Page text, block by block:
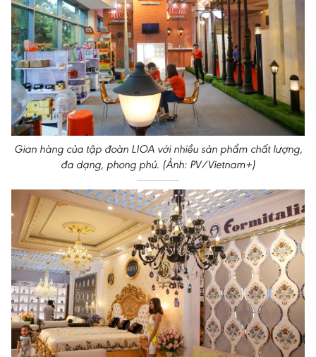
Gian hàng của tập đoàn LIOA với nhiều sản phẩm chất lượng,
đa dạng, phong phú. (Ảnh: PV/Vietnam+)